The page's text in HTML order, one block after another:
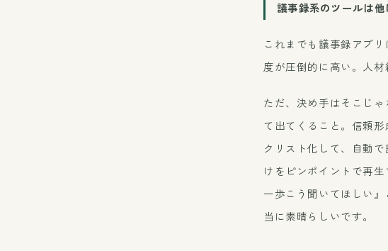
議事録系のツールは
これまでも議事録アプ
度が圧倒的に高い。人材
ただ、決め手はそこじ
て出てくること。信頼
クリスト化して、自動
けをピンポイントで再
一歩こう聞いてほしい
当に素晴らしいです。